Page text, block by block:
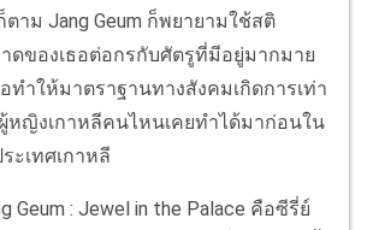
ตาม Jang Geum ก็พยายามใช้สติ
ของเธอต่อกรกับศัตรูที่มีอยู่มากมาย
ทำให้มาตราฐานทางสังคมเกิดการเท่า
หญิงเกาหลีคนไหนเคยทำได้มาก่อนใน
ะเทศเกาหลี
Geum : Jewel in the Palace คือซีรี่ย์